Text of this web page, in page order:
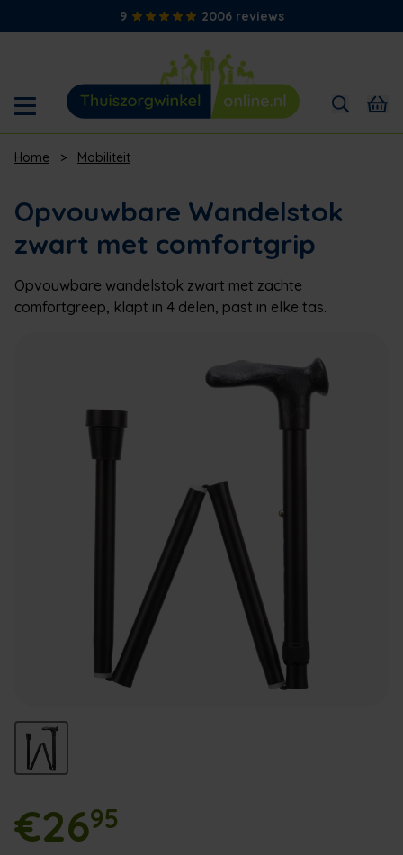
9 2006 reviews
Home > Mobiliteit
Opvouwbare Wandelstok
zwart met comfortgrip
Opvouwbare wandelstok zwart met zachte
comfortgreep, klapt in 4 delen, past in elke tas.
€2695